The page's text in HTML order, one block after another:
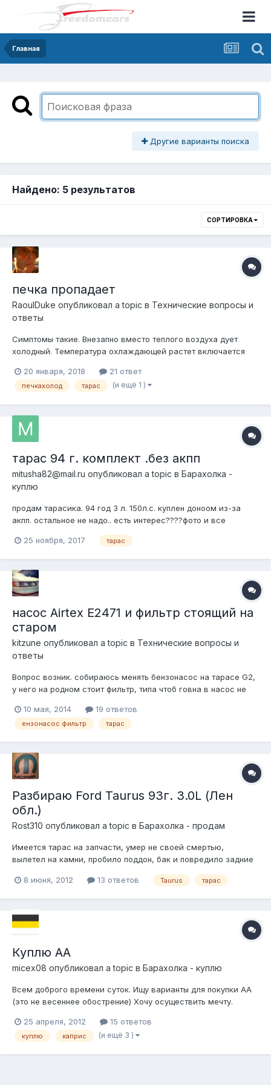
Главная
Другие варианты поиска
Найдено: 5 результатов
СОРТИРОВКА
печка пропадает
RaoulDuke опубликовал a topic в Технические вопросы и
ответы
Симптомы такие. Внезапно вместо теплого воздуха дует
холодный. Температура охлаждающей растет включается
повторяется.То теплый воздух подует, то холодный.
20 января, 2018 21 ответ
печкахолод тарас (и ещё 1 )
тарас 94 г. комплект .без акпп
mitusha82@mail.ru опубликовал a topic в Барахолка -
куплю
продам тарасика. 94 год 3 л. 150л.с. куплен доноом из-за
акпп. остальное не надо.. есть интерес????фото и все
25 ноября, 2017
тарас
насос Airtex E2471 и фильтр стоящий на
старом
kitzune опубликовал a topic в Технические вопросы и
ответы
Вопрос возник. собираюсь менять бензонасос на тарасе G2,
у него на родном стоит фильтр, типа чтоб говна в насос не
вроде как даже крепления для такого фильтра нет... и
никакого другого фильтра в комплекте тоже нет. Ситуация
10 мая, 2014 19 ответов
ензонасос фильтр тарас
Разбираю Ford Taurus 93г. 3.0L (Лен
обл.)
Rost310 опубликовал a topic в Барахолка - продам
Имеется тарас на запчасти, умер не своей смертью,
вылетел на камни, пробило поддон, бак и повредило задние
8 июня, 2012
13 ответов Taurus тарас
Куплю АА
micex08 опубликовал a topic в Барахолка - куплю
Всем доброго времени суток. Ищу варианты для покупки АА
(это не весеннее обострение) Хочу осуществить мечту.
Варианты такие: Каприс, Вика, Маркиз, и даже Тарас IV.
Желательно состояние: сел и поехал, ехал, ехал, сменил
25 апреля, 2012 15 ответов
куплю каприс (и ещё 3 )